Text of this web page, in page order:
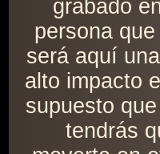
grabado
persona
será aquí
alto impacto
supuesto
tendrás